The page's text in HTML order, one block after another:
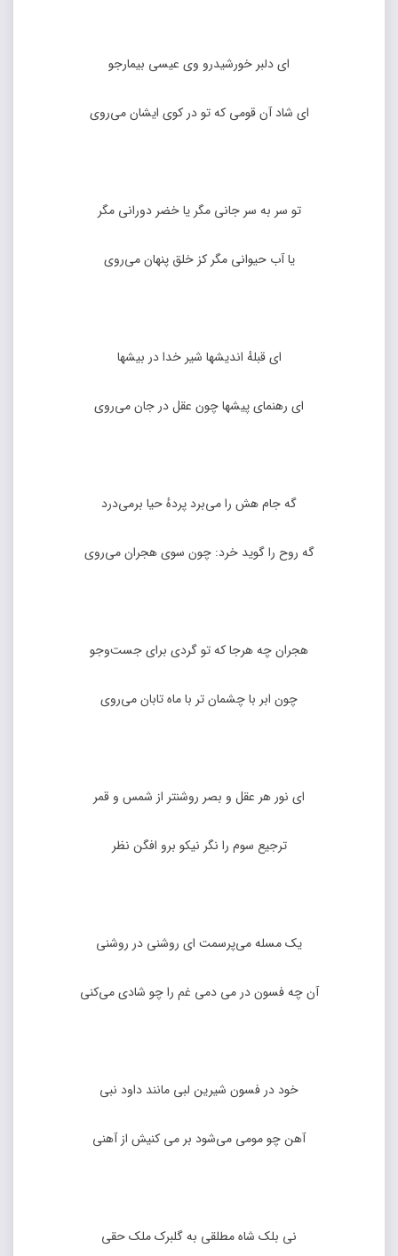
ای دلبر خورشیدرو وی عیسی بیمارجو
ای شاد آن قومی که تو در کوی ایشان می‌روی
تو سر به سر جانی مگر یا خضر دورانی مگر
یا آب حیوانی مگر کز خلق پنهان می‌روی
ای قبلهٔ اندیشها شیر خدا در بیشها
ای رهنمای پیشها چون عقل در جان می‌روی
گه جام هش را می‌برد پردهٔ حیا برمی‌درد
گه روح را گوید خرد: چون سوی هجران می‌روی
هجران چه هرجا که تو گردی برای جست‌وجو
چون ابر با چشمان تر با ماه تابان می‌روی
ای نور هر عقل و بصر روشنتر از شمس و قمر
ترجیع سوم را نگر نیکو برو افگن نظر
یک مسله می‌پرسمت ای روشنی در روشنی
آن چه فسون در می دمی غم را چو شادی می‌کنی
خود در فسون شیرین لبی مانند داود نبی
آهن چو مومی می‌شود بر می کنیش از آهنی
نی بلک شاه مطلقی به گلبرک ملک حقی